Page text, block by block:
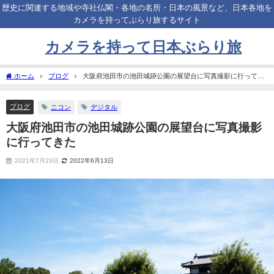
歴史に関連する地域や寺社仏閣・各地の名所・日本の風景など、日本各地を
カメラを持ってぶらり旅するサイト
カメラを持って日本ぶらり旅
ホーム ブログ
大阪府池田市の池田城跡公園の展望台に写真撮影に行ってき
た
ブログ ニコン デジタル
大阪府池田市の池田城跡公園の展望台に写真撮影
に行ってきた
2021年7月23日 2022年6月13日